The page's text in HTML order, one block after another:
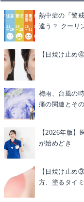
熱中症の「警
違う？ クーリ
【日焼け止め
梅雨、台風の
痛の関連とそ
【2026年版
が始めどき
【日焼け止め
方、塗るタイ